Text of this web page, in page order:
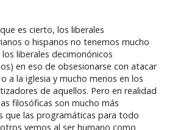
es cierto, los liberales
o hispanos no tenemos mucho
liberales decimonónicos
en eso de obsesionarse con atacar
a la iglesia y mucho menos en los
de aquellos. Pero en realidad
filosóficas son mucho más
que las programáticas para todo
vemos al ser humano como